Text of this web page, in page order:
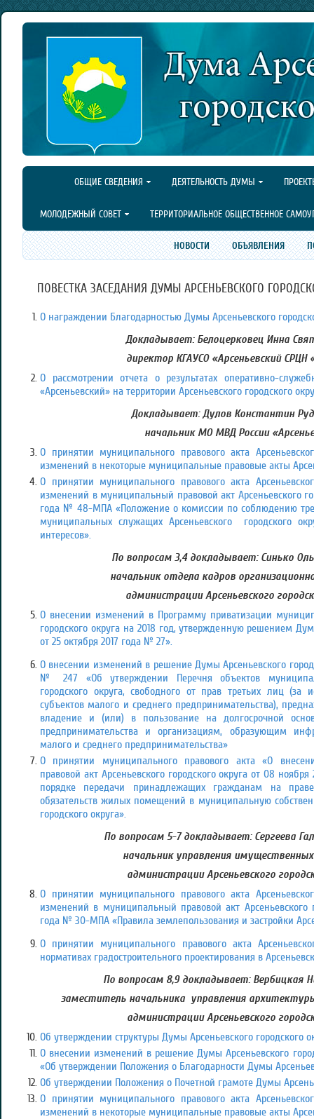
ОБЩИЕ СВЕДЕНИЯ ДЕЯТЕЛЬНОСТЬ ДУМЫ
МОЛОДЕЖНЫЙ СОВЕТ ТЕРРИТОРИАЛЬНОЕ ОБЩЕСТВЕННОЕ
НОВОСТИ ОБЪЯВЛЕНИЯ
ПОВЕСТКА ЗАСЕДАНИЯ ДУМЫ АРСЕНЬЕВСКОГО
О награждении Благодарностью Думы Арсеньевского
Докладывает: Белоцерковец Инна
директор КГАУСО «Арсеньевский СРЦН
О рассмотрении отчета о результатах оперативно-
«Арсеньевский» на территории Арсеньевского городского
Докладывает: Дулов Константин
начальник МО МВД России
О принятии муниципального правового акта
изменений в некоторые муниципальные правовые акты
О принятии муниципального правового акта
изменений в муниципальный правовой акт Арсеньевского
года № 48-МПА «Положение о комиссии по соблюдению
муниципальных служащих Арсеньевского городского
интересов».
По вопросам 3,4 докладывает: Синько
начальник отдела кадров
администрации Арсеньевского
О внесении изменений в Программу приватизации
городского округа на 2018 год, утвержденную решением
от 25 октября 2017 года № 27».
О внесении изменений в решение Думы Арсеньевского
№ 247 «Об утверждении Перечня объектов
городского округа, свободного от прав третьих лиц
субъектов малого и среднего предпринимательства),
владение и (или) в пользование на долгосрочной
предпринимательства и организациям, образующим
малого и среднего предпринимательства»
О принятии муниципального правового акта «О
правовой акт Арсеньевского городского округа от 08
порядке передачи принадлежащих гражданам на
обязательств жилых помещений в муниципальную
городского округа».
По вопросам 5-7 докладывает: Сергеева
начальник управления
администрации Арсеньевского
О принятии муниципального правового акта
изменений в муниципальный правовой акт Арсеньевского
года № 30-МПА «Правила землепользования и застройки
О принятии муниципального правового акта
нормативах градостроительного проектирования в
По вопросам 8,9 докладывает: Вербицкая
заместитель начальника управления
администрации Арсеньевского
Об утверждении структуры Думы Арсеньевского городского
О внесении изменений в решение Думы Арсеньевского
«Об утверждении Положения о Благодарности Думы
Об утверждении Положения о Почетной грамоте Думы
О принятии муниципального правового акта
изменений в некоторые муниципальные правовые акты